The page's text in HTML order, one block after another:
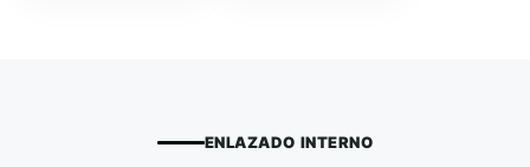
ENLAZADO INTERNO